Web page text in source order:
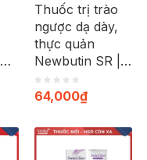
Thuốc trị trào
ngược dạ dày,
thực quản
Newbutin SR |
Hộp 30 viên
64,000₫